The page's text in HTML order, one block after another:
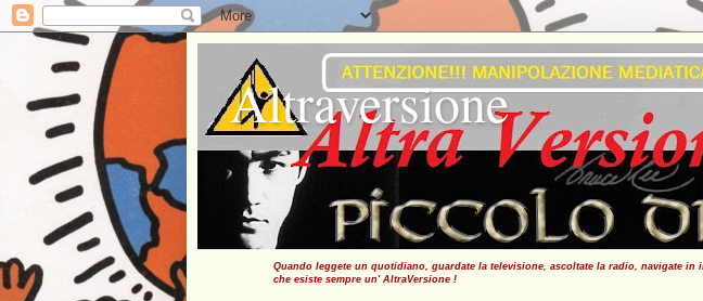
Altraversione
Quando leggete un quotidiano, guardate la televisione, ascoltate la radio, navigate
che esiste sempre un' AltraVersione !